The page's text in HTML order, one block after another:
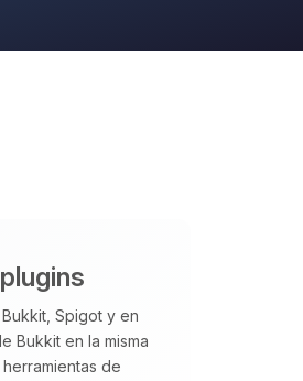
Spigot y en
Bukkit en la misma
de